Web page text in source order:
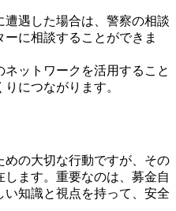
遭遇した場合は、警察の相談
に相談することができま
ットワークを活用すること
につながります。
の大切な行動ですが、その
ます。重要なのは、募金自
知識と視点を持って、安全